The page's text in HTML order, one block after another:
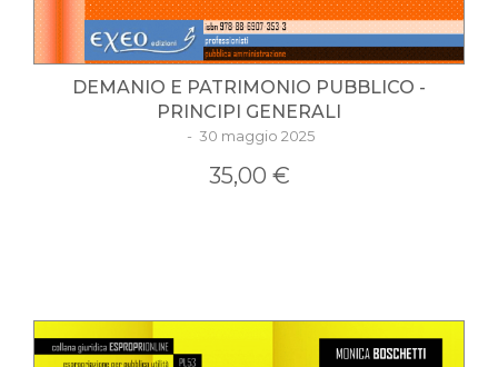
DEMANIO E PATRIMONIO PUBBLICO -
PRINCIPI GENERALI
- 30 maggio 2025
35,00 €